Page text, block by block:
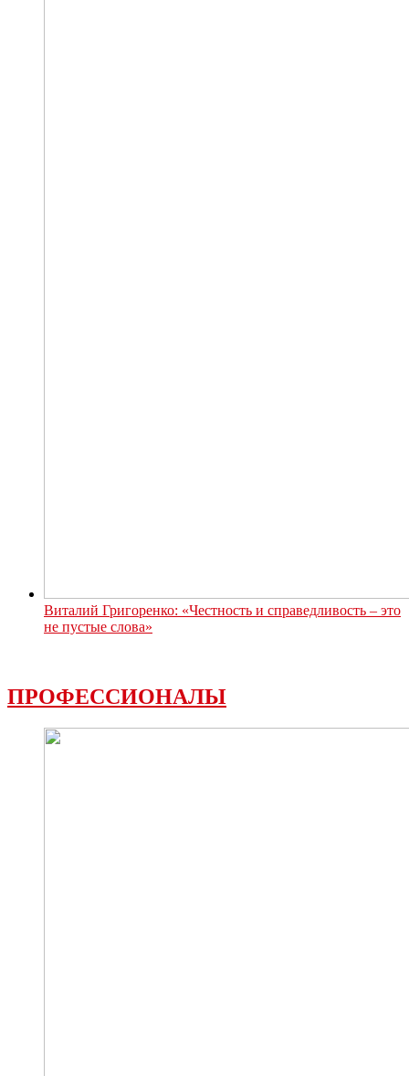
Виталий Григоренко: «Честность и справедливость – это
не пустые слова»
ПРОФЕССИОНАЛЫ